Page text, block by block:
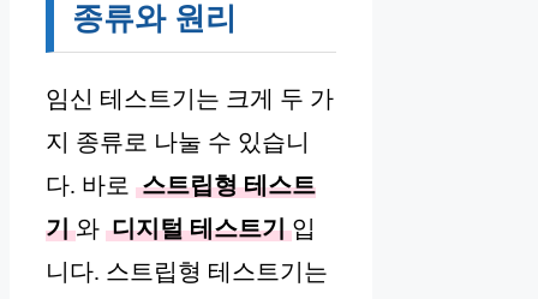
종류와 원리
임신 테스트기는 크게 두 가
지 종류로 나눌 수 있습니
다. 바로 스트립형 테스트
기 와 디지털 테스트기 입
니다. 스트립형 테스트기는